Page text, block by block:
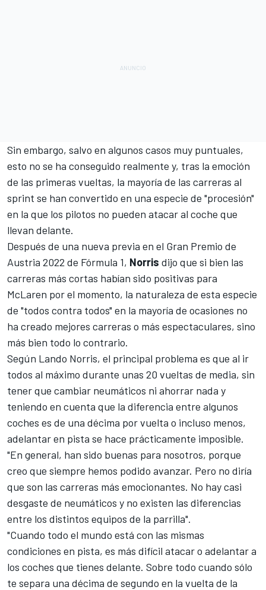
Sin embargo, salvo en algunos casos muy puntuales,
esto no se ha conseguido realmente y, tras la emoción
de las primeras vueltas, la mayoría de las carreras al
sprint se han convertido en una especie de "procesión"
en la que los pilotos no pueden atacar al coche que
llevan delante.
Después de una nueva previa en el Gran Premio de
Austria 2022 de Fórmula 1, Norris dijo que si bien las
carreras más cortas habían sido positivas para
McLaren por el momento, la naturaleza de esta especie
de "todos contra todos" en la mayoría de ocasiones no
ha creado mejores carreras o más espectaculares, sino
más bien todo lo contrario.
Según Lando Norris, el principal problema es que al ir
todos al máximo durante unas 20 vueltas de media, sin
tener que cambiar neumáticos ni ahorrar nada y
teniendo en cuenta que la diferencia entre algunos
coches es de una décima por vuelta o incluso menos,
adelantar en pista se hace prácticamente imposible.
"En general, han sido buenas para nosotros, porque
creo que siempre hemos podido avanzar. Pero no diría
que son las carreras más emocionantes. No hay casi
desgaste de neumáticos y no existen las diferencias
entre los distintos equipos de la parrilla".
"Cuando todo el mundo está con las mismas
condiciones en pista, es más difícil atacar o adelantar a
los coches que tienes delante. Sobre todo cuando sólo
te separa una décima de segundo en la vuelta de la